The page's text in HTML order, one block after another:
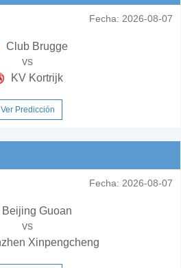
Fecha: 2026-08-07
Club Brugge
vs
KV Kortrijk
Ver Predicción
Fecha: 2026-08-07
Beijing Guoan
vs
Xinpengcheng